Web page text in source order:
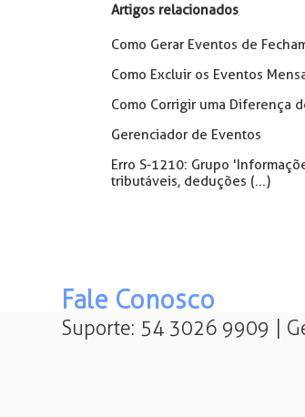
Artigos relacionados
Como Gerar Eventos de
Como Excluir os Eventos
Como Corrigir uma Diferença
Gerenciador de Eventos
Erro S-1210: Grupo
tributáveis, deduções (...)
Fale Conosco
Suporte: 54 3026 9909 |